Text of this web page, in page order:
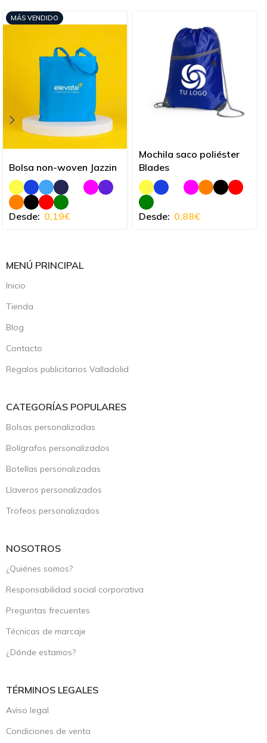
MÁS VENDIDO
Bolsa non-woven Jazzin
Desde: 0,19€
Mochila saco poliéster
Blades
Desde: 0,88€
MENÚ PRINCIPAL
Inicio
Tienda
Blog
Contacto
Regalos publicitarios Valladolid
CATEGORÍAS POPULARES
Bolsas personalizadas
Bolígrafos personalizados
Botellas personalizadas
Llaveros personalizados
Trofeos personalizados
NOSOTROS
¿Quiénes somos?
Responsabilidad social corporativa
Preguntas frecuentes
Técnicas de marcaje
¿Dónde estamos?
TÉRMINOS LEGALES
Aviso legal
Condiciones de venta